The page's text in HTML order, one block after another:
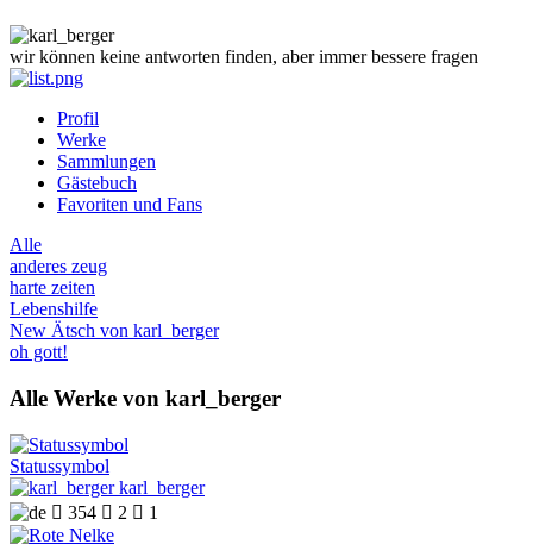
wir können keine antworten finden, aber immer bessere fragen
Profil
Werke
Sammlungen
Gästebuch
Favoriten und Fans
Alle
anderes zeug
harte zeiten
Lebenshilfe
New Ätsch von karl_berger
oh gott!
Alle Werke von karl_berger
Statussymbol
karl_berger
 354  2  1